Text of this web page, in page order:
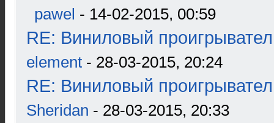
pawel - 14-02-2015, 00:59
RE: Виниловый
element - 28-03-2015, 20:24
RE: Виниловый
Sheridan - 28-03-2015, 20:33